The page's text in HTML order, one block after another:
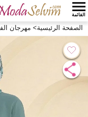
القائمة
الصفحة الرئيسية> مهرجان